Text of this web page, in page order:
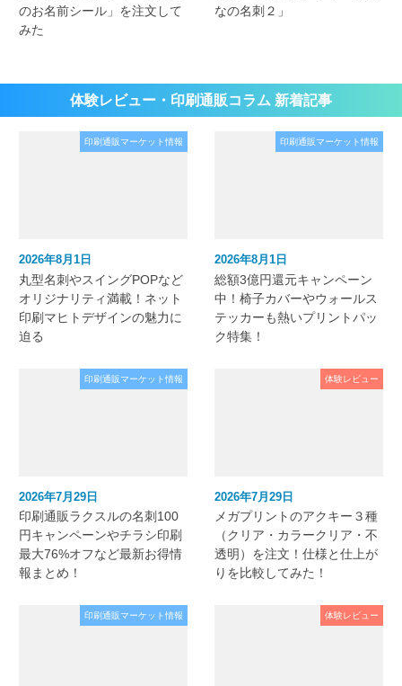
のお名前シール」を注文して
みた
なの名刺２」
体験レビュー・印刷通販コラム 新着記事
印刷通販マーケット情報
2026年8月1日
丸型名刺やスイングPOPなど
オリジナリティ満載！ネット
印刷マヒトデザインの魅力に
迫る
印刷通販マーケット情報
2026年8月1日
総額3億円還元キャンペーン
中！椅子カバーやウォールス
テッカーも熱いプリントパッ
ク特集！
印刷通販マーケット情報
2026年7月29日
印刷通販ラクスルの名刺100
円キャンペーンやチラシ印刷
最大76%オフなど最新お得情
報まとめ！
体験レビュー
2026年7月29日
メガプリントのアクキー３種
（クリア・カラークリア・不
透明）を注文！仕様と仕上が
りを比較してみた！
印刷通販マーケット情報 体験レビュー